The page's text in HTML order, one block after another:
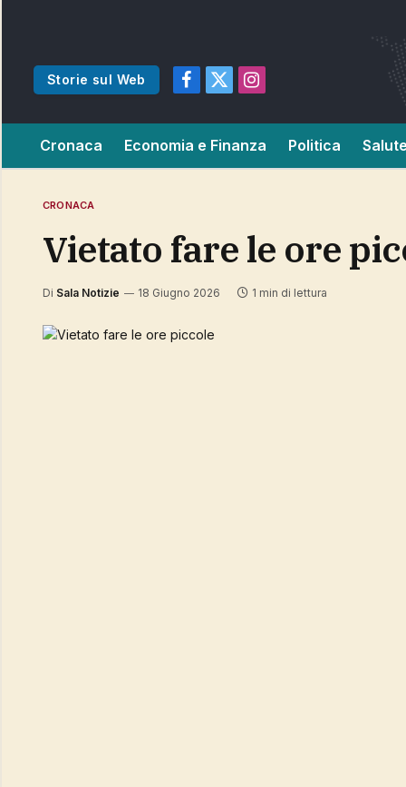
Storie sul Web
Facebook
X
Instagram
Cronaca Economia e Finanza Politica
CRONACA
Vietato fare le ore
Di Sala Notizie 18 Giugno 2026 1 min di lettura